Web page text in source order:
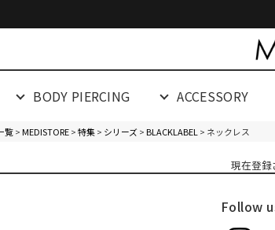
BODY PIERCING ACCESSORY
覧>MEDISTORE>特集> シリーズ>BLACKLABEL > ネックレス
現在登録
Follow